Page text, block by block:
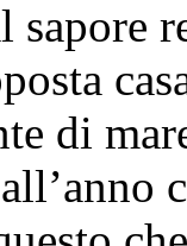
sapore
di